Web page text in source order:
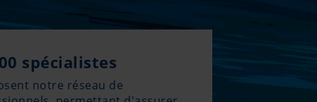
spécialistes
notre réseau de